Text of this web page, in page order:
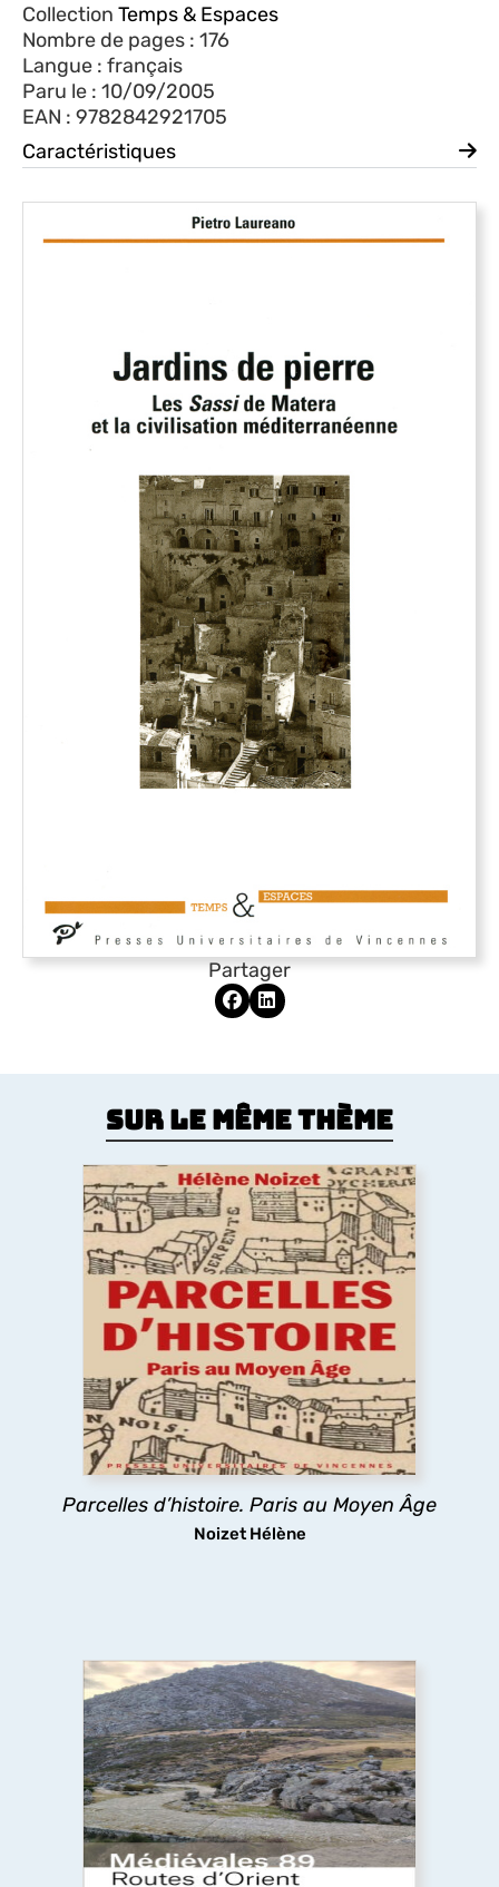
Partager
Collection Temps & Espaces
Nombre de pages : 176
Langue : français
Paru le : 10/09/2005
EAN : 9782842921705
Caractéristiques
Sur le même thème
Parcelles d’histoire. Paris au Moyen Âge
Noizet Hélène
Parcelles d’histoire. Paris au Moyen
Âge
Comment le Moyen Âge a dessiné la forme de la
ville de Paris ? Les églises, la trame des rues, les
lotissements, la poésie urbaine montrent
comment les pratiques des habitants médiévaux
ont durablement structuré l’espace urbain
parisien.
découvrir
Routes d’Orient et d’Occident
Pèlerins, marchands et autres voyageurs
sillonnent les routes médiévales, y compris dans
des espaces inhospitaliers, ignorant sans doute